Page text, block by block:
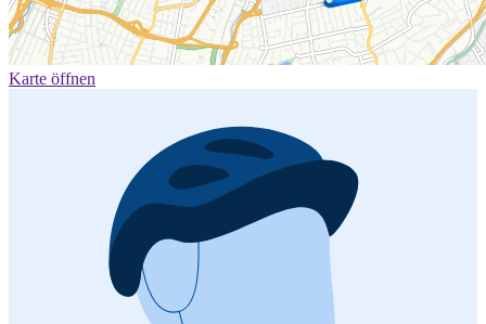
Karte öffnen